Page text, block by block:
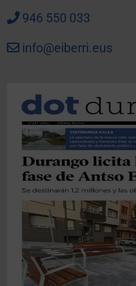
946 550 033
info@eiberri.eus